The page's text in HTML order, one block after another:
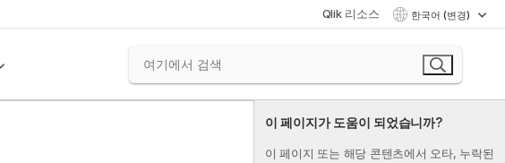
Qlik 리소스 한국어 (변경)
이 페이지가 도움이 되었습니까?
이 페이지 또는 해당 콘텐츠에서 오타, 누락된